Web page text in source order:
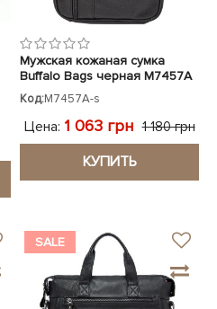
Мужская кожаная сумка
Buffalo Bags черная M7457A
Код:M7457A-s
Цена: 1 063 грн 1 180 грн
КУПИТЬ
SALE